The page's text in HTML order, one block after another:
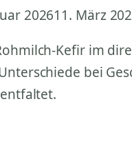
202611. März
Kefir im
bei